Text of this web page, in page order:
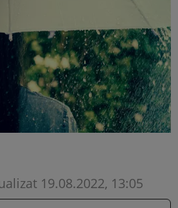
19.08.2022, 13:05